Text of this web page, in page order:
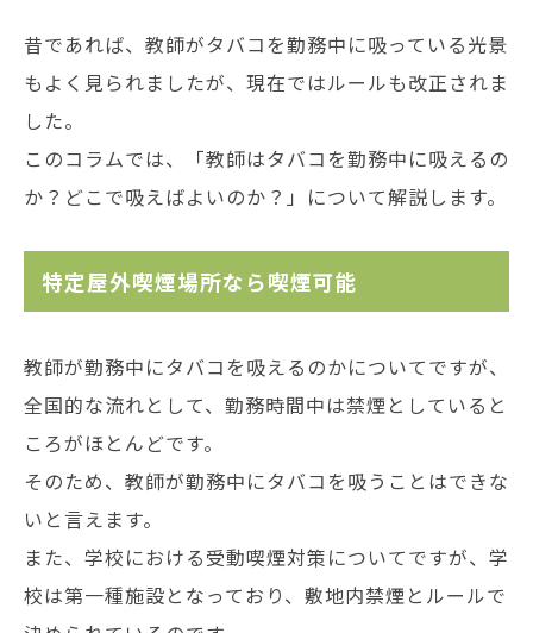
昔であれば、教師がタバコを勤務中に吸っている光景
もよく見られましたが、現在ではルールも改正されま
した。
このコラムでは、「教師はタバコを勤務中に吸えるの
か？どこで吸えばよいのか？」について解説します。
特定屋外喫煙場所なら喫煙可能
教師が勤務中にタバコを吸えるのかについてですが、
全国的な流れとして、勤務時間中は禁煙としていると
ころがほとんどです。
そのため、教師が勤務中にタバコを吸うことはできな
いと言えます。
また、学校における受動喫煙対策についてですが、学
校は第一種施設となっており、敷地内禁煙とルールで